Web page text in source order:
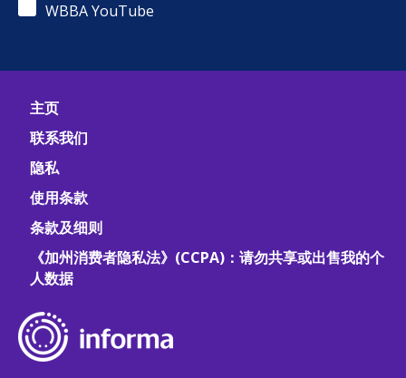
WBBA YouTube
主页
联系我们
隐私
使用条款
条款及细则
《加州消费者隐私法》(CCPA)：请勿共享或出售我的个
人数据